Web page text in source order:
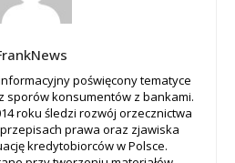
poświęcony tematyce
sporów konsumentów z bankami.
roku śledzi rozwój orzecznictwa
prawa oraz zjawiska
kredytobiorców w Polsce.